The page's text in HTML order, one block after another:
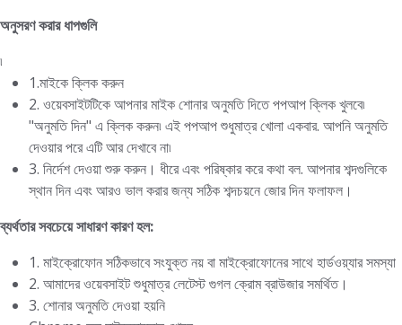
অনুসরণ করার ধাপগুলি
৷
1.মাইকে ক্লিক করুন
2. ওয়েবসাইটটিকে আপনার মাইক শোনার অনুমতি দিতে পপআপ ক্লিক খুলবে৷
"অনুমতি দিন" এ ক্লিক করুন৷ এই পপআপ শুধুমাত্র খোলা একবার. আপনি অনুমতি
দেওয়ার পরে এটি আর দেখাবে না৷
3. নির্দেশ দেওয়া শুরু করুন। ধীরে এবং পরিষ্কার করে কথা বল. আপনার শব্দগুলিকে
স্থান দিন এবং আরও ভাল করার জন্য সঠিক শব্দচয়নে জোর দিন ফলাফল।
ব্যর্থতার সবচেয়ে সাধারণ কারণ হল:
1. মাইক্রোফোন সঠিকভাবে সংযুক্ত নয় বা মাইক্রোফোনের সাথে হার্ডওয়্যার সমস্যা
2. আমাদের ওয়েবসাইট শুধুমাত্র লেটেস্ট গুগল ক্রোম ব্রাউজার সমর্থিত।
3. শোনার অনুমতি দেওয়া হয়নি